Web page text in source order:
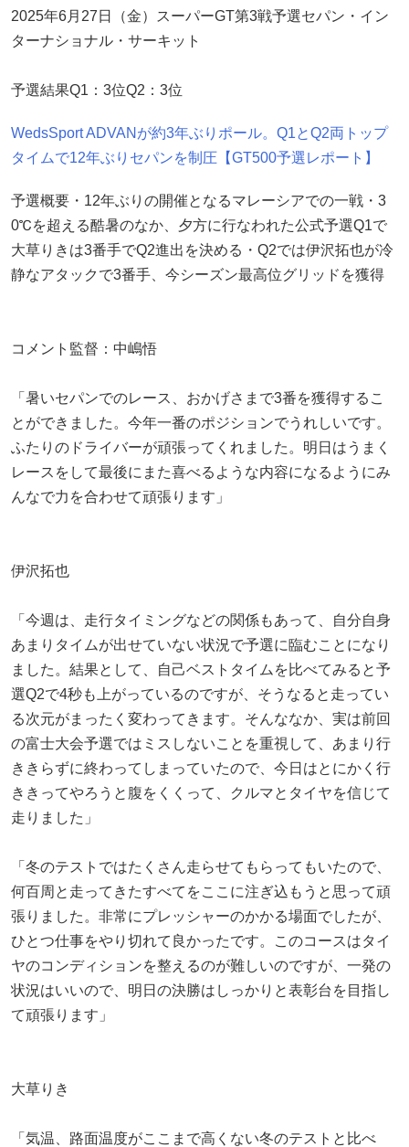
2025年6月27日（金）スーパーGT第3戦予選セパン・イン
ターナショナル・サーキット
予選結果Q1：3位Q2：3位
WedsSport ADVANが約3年ぶりポール。Q1とQ2両トップ
タイムで12年ぶりセパンを制圧【GT500予選レポート】
予選概要・12年ぶりの開催となるマレーシアでの一戦・3
0℃を超える酷暑のなか、夕方に行なわれた公式予選Q1で
大草りきは3番手でQ2進出を決める・Q2では伊沢拓也が冷
静なアタックで3番手、今シーズン最高位グリッドを獲得
コメント監督：中嶋悟
「暑いセパンでのレース、おかげさまで3番を獲得するこ
とができました。今年一番のポジションでうれしいです。
ふたりのドライバーが頑張ってくれました。明日はうまく
レースをして最後にまた喜べるような内容になるようにみ
んなで力を合わせて頑張ります」
伊沢拓也
「今週は、走行タイミングなどの関係もあって、自分自身
あまりタイムが出せていない状況で予選に臨むことになり
ました。結果として、自己ベストタイムを比べてみると予
選Q2で4秒も上がっているのですが、そうなると走ってい
る次元がまったく変わってきます。そんななか、実は前回
の富士大会予選ではミスしないことを重視して、あまり行
ききらずに終わってしまっていたので、今日はとにかく行
ききってやろうと腹をくくって、クルマとタイヤを信じて
走りました」
「冬のテストではたくさん走らせてもらってもいたので、
何百周と走ってきたすべてをここに注ぎ込もうと思って頑
張りました。非常にプレッシャーのかかる場面でしたが、
ひとつ仕事をやり切れて良かったです。このコースはタイ
ヤのコンディションを整えるのが難しいのですが、一発の
状況はいいので、明日の決勝はしっかりと表彰台を目指し
て頑張ります」
大草りき
「気温、路面温度がここまで高くない冬のテストと比べ